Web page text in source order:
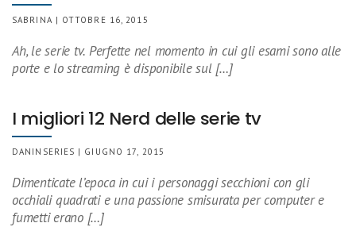
SABRINA | OTTOBRE 16, 2015
Ah, le serie tv. Perfette nel momento in cui gli esami sono alle
porte e lo streaming è disponibile sul […]
I migliori 12 Nerd delle serie tv
DANINSERIES | GIUGNO 17, 2015
Dimenticate l’epoca in cui i personaggi secchioni con gli
occhiali quadrati e una passione smisurata per computer e
fumetti erano […]